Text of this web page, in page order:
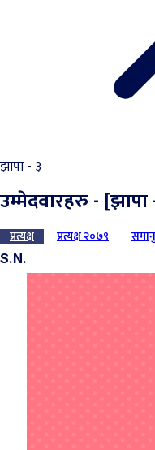
झापा - ३
उम्मेदवारहरु - [झापा
प्रत्यक्ष प्रत्यक्ष २०७९
S.N.